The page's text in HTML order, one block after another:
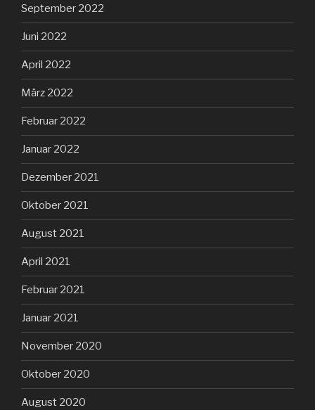
September 2022
Juni 2022
April 2022
März 2022
Februar 2022
Januar 2022
Dezember 2021
Oktober 2021
August 2021
April 2021
Februar 2021
Januar 2021
November 2020
Oktober 2020
August 2020